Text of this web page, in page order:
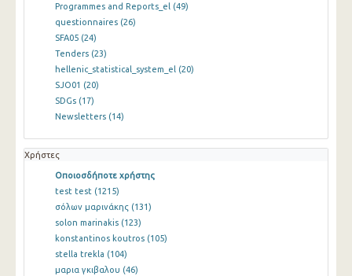
Programmes and Reports_el (49)
questionnaires (26)
SFA05 (24)
Tenders (23)
hellenic_statistical_system_el (20)
SJO01 (20)
SDGs (17)
Newsletters (14)
Χρήστες
Οποιοσδήποτε χρήστης
test test (1215)
σόλων μαρινάκης (131)
solon marinakis (123)
konstantinos koutros (105)
stella trekla (104)
μαρια γκιβαλου (46)